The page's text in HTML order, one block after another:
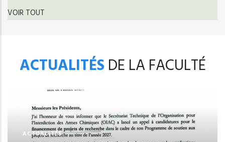
VOIR TOUT
ACTUALITÉS DE LA FACULTÉ
ACTUALITÉS